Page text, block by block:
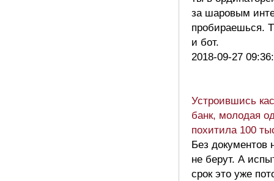
за шаровым
пробираешься.
и бот.
2018-09-27
Устроившись
банк, молодая
похитила 100
Без документов
не берут. А
срок это уже